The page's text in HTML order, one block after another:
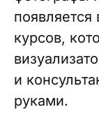
появляется
курсов,
и
руками.